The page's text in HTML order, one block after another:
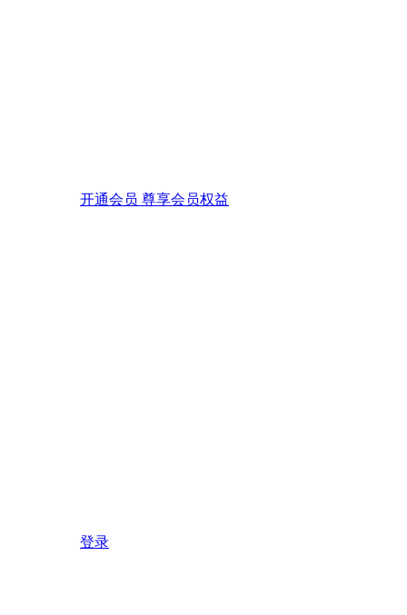
开通会员 尊享会员权益
登录